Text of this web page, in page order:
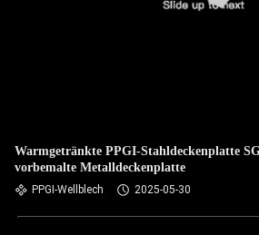
Warmgetränkte PPGI-Stahldeckenplatte
vorbemalte Metalldeckenplatte
PPGI-Wellblech 2025-05-30